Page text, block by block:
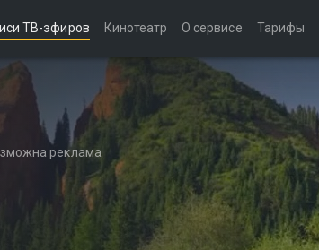
ТВ-эфиров Кинотеатр О сервисе Тарифы
реклама